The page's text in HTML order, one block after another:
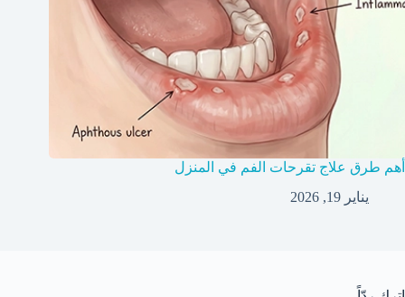
أهم طرق علاج تقرحات الفم في المنزل
يناير 19, 2026